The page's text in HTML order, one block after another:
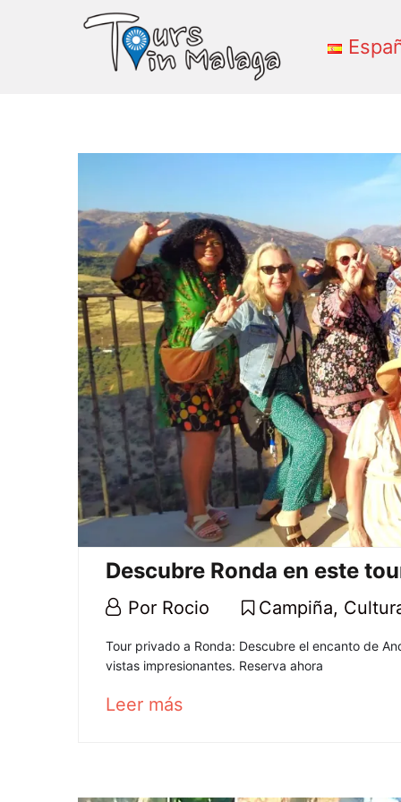
Primary
Descubre Ronda en este
1
2024
Por Rocio Campiña,
Descubre
Ronda
Tour privado a Ronda: Descubre el encanto de
vistas impresionantes. Reserva ahora
Leer másabout